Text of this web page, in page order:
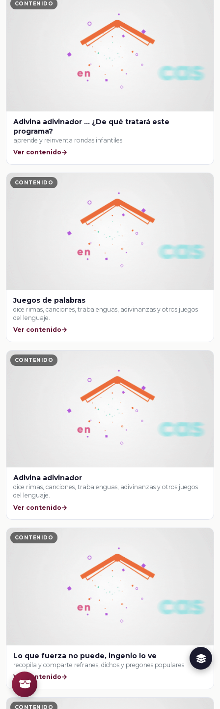
CONTENIDO
Adivina adivinador … ¿De qué tratará este
programa?
aprende y reinventa rondas infantiles.
Ver contenido
CONTENIDO
Juegos de palabras
dice rimas, canciones, trabalenguas, adivinanzas y otros juegos
del lenguaje.
Ver contenido
CONTENIDO
Adivina adivinador
dice rimas, canciones, trabalenguas, adivinanzas y otros juegos
del lenguaje.
Ver contenido
CONTENIDO
Lo que fuerza no puede, ingenio lo ve
recopila y comparte refranes, dichos y pregones populares.
Ver contenido
CONTENIDO